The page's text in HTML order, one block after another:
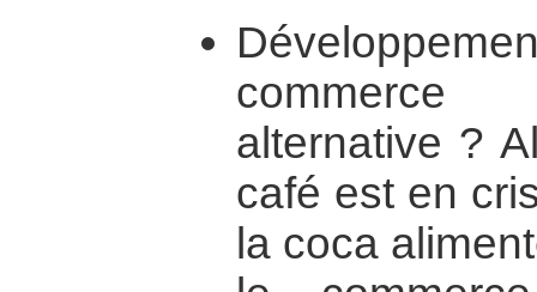
alternative ?
café est en
la coca